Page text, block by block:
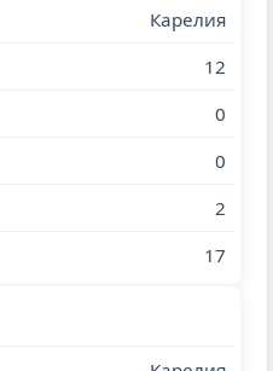
Карелия
12
0
0
2
17